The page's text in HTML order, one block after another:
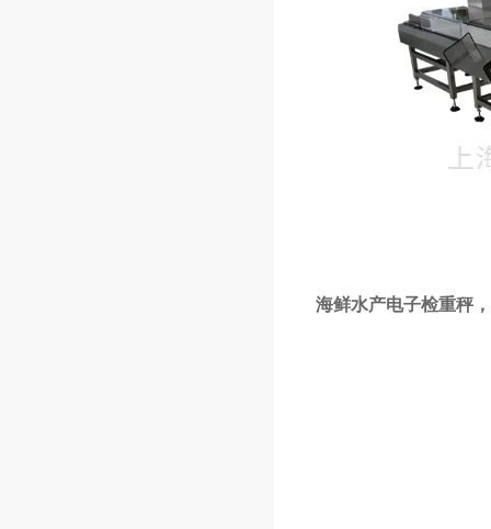
海鲜水产电子检重秤